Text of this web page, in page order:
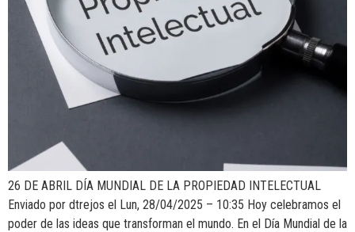
26 DE ABRIL DÍA MUNDIAL DE LA PROPIEDAD INTELECTUAL
Enviado por dtrejos el Lun, 28/04/2025 – 10:35 Hoy celebramos el
poder de las ideas que transforman el mundo. En el Día Mundial de la